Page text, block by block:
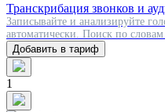
Транскрибация звонков и
Записывайте и анализируйте
автоматически. Поиск по
Добавить в тариф
1